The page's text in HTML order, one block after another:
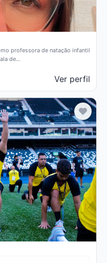
professora de natação infantil
de…
Ver perfil